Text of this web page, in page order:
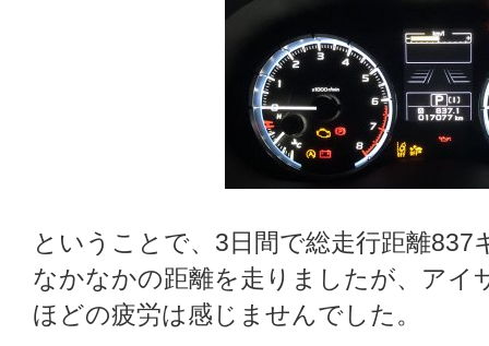
ということで、3日間で総走行距離837
なかなかの距離を走りましたが、アイ
ほどの疲労は感じませんでした。